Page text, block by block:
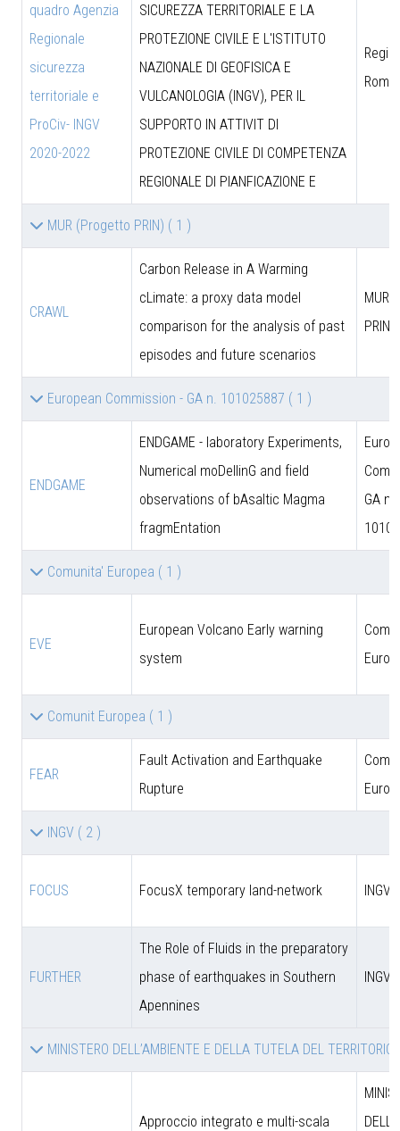
quadro Agenzia
Regionale
sicurezza
territoriale e
ProCiv- INGV
2020-2022
SICUREZZA TERRITORIALE E LA
PROTEZIONE CIVILE E L'ISTITUTO
NAZIONALE DI GEOFISICA E
VULCANOLOGIA (INGV), PER IL
SUPPORTO IN ATTIVIT DI
PROTEZIONE CIVILE DI COMPETENZA
REGIONALE DI PIANFICAZIONE E
MUR (Progetto PRIN) ( 1 )
CRAWL
Carbon Release in A Warming
cLimate: a proxy data model
comparison for the analysis of past
episodes and future scenarios
MUR
PRIN)
European Commission - GA n. 101025887 ( 1 )
ENDGAME
ENDGAME - laboratory Experiments,
Numerical moDellinG and field
observations of bAsaltic Magma
fragmEntation
GA n.
Comunita' Europea ( 1 )
EVE
European Volcano Early warning
system
Comunit Europea ( 1 )
FEAR
Fault Activation and Earthquake
Rupture
INGV ( 2 )
FOCUS FocusX temporary land-network INGV
FURTHER
The Role of Fluids in the preparatory
phase of earthquakes in Southern
Apennines
INGV
MINISTERO DELL’AMBIENTE E DELLA TUTELA DEL
Approccio integrato e multi-scala